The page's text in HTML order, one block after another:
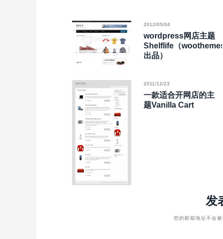
2012/05/04
wordpress网店主题
Shelflife（woothemes
出品）
2011/12/23
一款适合开网店的主
题Vanilla Cart
发
您的邮箱地址不会被